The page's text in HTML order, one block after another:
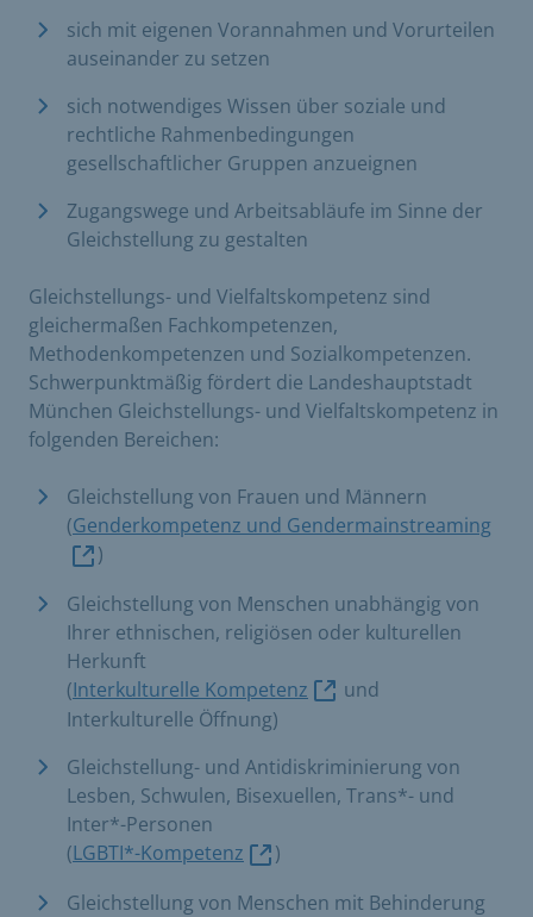
sich mit eigenen Vorannahmen und Vorurteilen
auseinander zu setzen
sich notwendiges Wissen über soziale und
rechtliche Rahmenbedingungen
gesellschaftlicher Gruppen anzueignen
Zugangswege und Arbeitsabläufe im Sinne der
Gleichstellung zu gestalten
Gleichstellungs- und Vielfaltskompetenz sind
gleichermaßen Fachkompetenzen,
Methodenkompetenzen und Sozialkompetenzen.
Schwerpunktmäßig fördert die Landeshauptstadt
München Gleichstellungs- und Vielfaltskompetenz in
folgenden Bereichen:
Gleichstellung von Frauen und Männern
(Genderkompetenz und Gendermainstreaming
)
Gleichstellung von Menschen unabhängig von
Ihrer ethnischen, religiösen oder kulturellen
Herkunft
(Interkulturelle Kompetenz
und
Interkulturelle Öffnung)
Gleichstellung- und Antidiskriminierung von
Lesben, Schwulen, Bisexuellen, Trans*- und
Inter*-Personen
(LGBTI*-Kompetenz
)
Gleichstellung von Menschen mit Behinderung